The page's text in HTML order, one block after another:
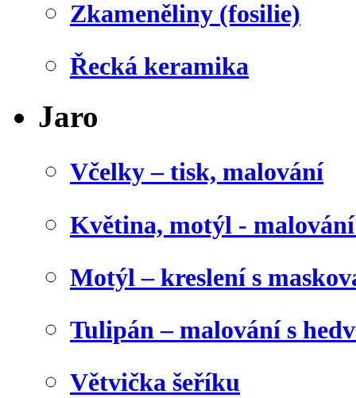
Zkameněliny (fosilie)
Řecká keramika
Jaro
Včelky – tisk, malování
Květina, motýl -
Motýl – kreslení s
Tulipán – malování s
Větvička šeříku